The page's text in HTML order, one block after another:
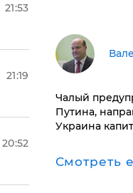
21:53
21:19
20:52
Чалый
Путина,
Украина
Смотреть